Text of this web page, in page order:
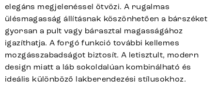
elegáns megjelenéssel ötvözi. A rugalmas
ülésmagasság állításnak köszönhetően a bárszéket
gyorsan a pult vagy bárasztal magasságához
igazíthatja. A forgó funkció további kellemes
mozgásszabadságot biztosít. A letisztult, modern
design miatt a láb sokoldalúan kombinálható és
ideális különböző lakberendezési stílusokhoz.